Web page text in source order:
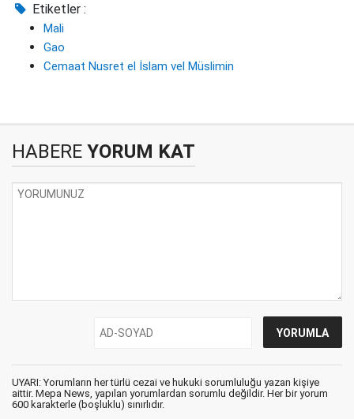
Etiketler :
Mali
Gao
Cemaat Nusret el İslam vel Müslimin
HABERE YORUM KAT
UYARI: Yorumların her türlü cezai ve hukuki sorumluluğu yazan kişiye
aittir. Mepa News, yapılan yorumlardan sorumlu değildir. Her bir yorum
600 karakterle (boşluklu) sınırlıdır.